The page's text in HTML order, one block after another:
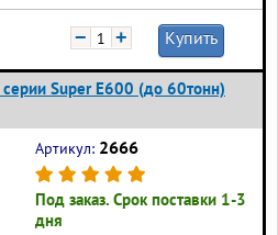
− + Купить
Super Е600 (до 60тонн)
Артикул: 2666
Под заказ. Срок поставки 1-3
дня